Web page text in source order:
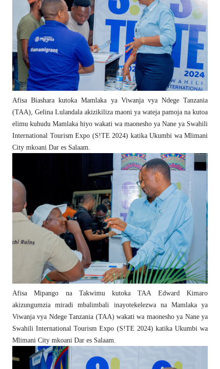
Afisa Biashara kutoka Mamlaka ya Viwanja vya Ndege Tanzania
(TAA), Gelina Lulandala akizikiliza maoni ya wateja pamoja na kutoa
elimu kuhudu Mamlaka hiyo wakati wa maonesho ya Nane ya Swahili
International Tourism Expo (S!TE 2024) katika Ukumbi wa Mlimani
City mkoani Dar es Salaam.
Afisa Mipango na Takwimu kutoka TAA Edward Kimaro
akizungumzia miradi mbalimbali inayotekelezwa na Mamlaka ya
Viwanja vya Ndege Tanzania (TAA) wakati wa maonesho ya Nane ya
Swahili International Tourism Expo (S!TE 2024) katika Ukumbi wa
Mlimani City mkoani Dar es Salaam.